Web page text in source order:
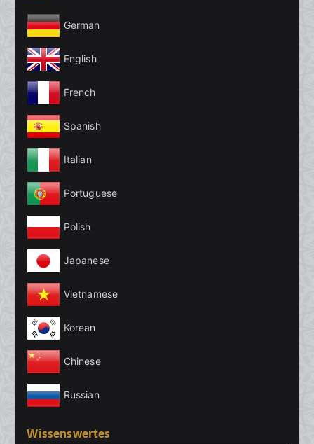
German
English
French
Spanish
Italian
Portuguese
Polish
Japanese
Vietnamese
Korean
Chinese
Russian
Wissenswertes